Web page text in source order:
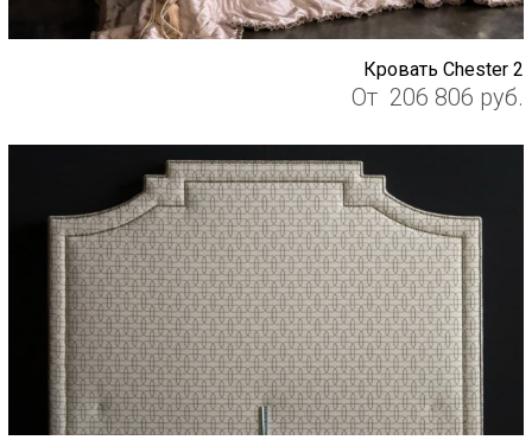
Кровать Chester 2
От 206 806 руб.